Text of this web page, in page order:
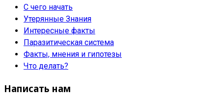
С чего начать
Утерянные Знания
Интересные факты
Паразитическая система
Факты, мнения и гипотезы
Что делать?
Написать нам